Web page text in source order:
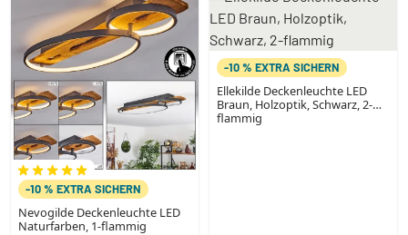
-10 % EXTRA SICHERN
Nevogilde Deckenleuchte LED
Naturfarben, 1-flammig
-10 % EXTRA SICHERN
Ellekilde Deckenleuchte LED
Braun, Holzoptik, Schwarz, 2-
flammig